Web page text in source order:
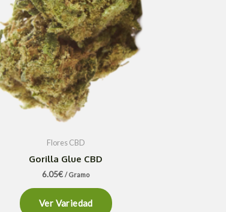
Flores CBD
Gorilla Glue CBD
6.05€ / Gramo
Ver Variedad